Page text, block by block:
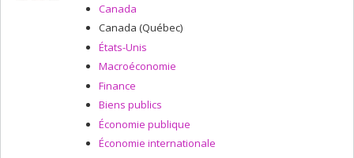
Canada
Canada (Québec)
États-Unis
Macroéconomie
Finance
Biens publics
Économie publique
Économie internationale